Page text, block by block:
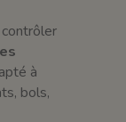
à
bols,